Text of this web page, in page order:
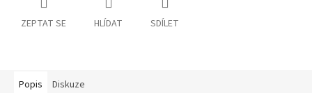
ZEPTAT SE HLÍDAT SDÍLET
Popis Diskuze